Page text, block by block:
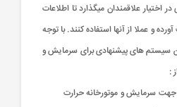
علاقمندان میگذارد تا اطلاعات
و عملا از آنها استفاده کنند. با توجه
سیستم های پیشنهادی برای سرمایش و
:
سرمایش و موتورخانه حرارت